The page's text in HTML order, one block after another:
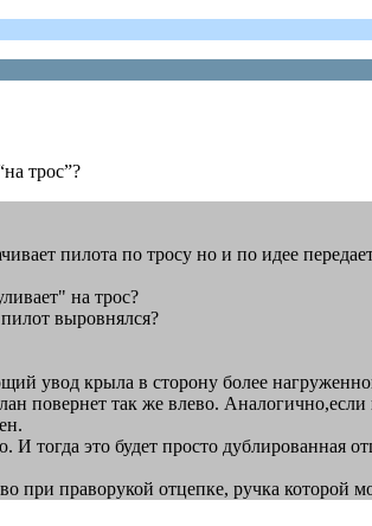
трос”?
пилота по тросу но и по идее
на трос?
выровнялся?
увод крыла в сторону более
повернет так же влево.
тогда это будет просто дублированная
при праворукой отцепке, ручка которой